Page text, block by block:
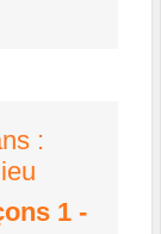
:
1 -